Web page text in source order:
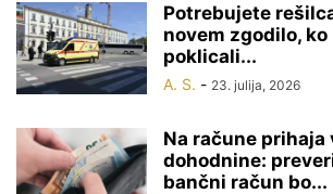
Potrebujete
novem zgodilo,
poklicali...
A. S. - 23. julija, 2026
Na račune prihaja
dohodnine:
bančni račun bo...